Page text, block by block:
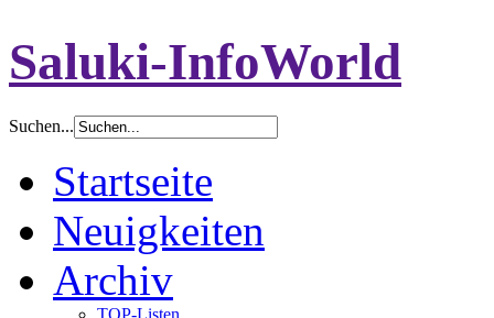
Saluki-InfoWorld
Suchen...
Startseite
Neuigkeiten
Archiv
TOP-Listen